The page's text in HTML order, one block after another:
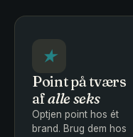
★
Point på tværs
afalle seks
Optjen point hos ét
brand. Brug dem hos